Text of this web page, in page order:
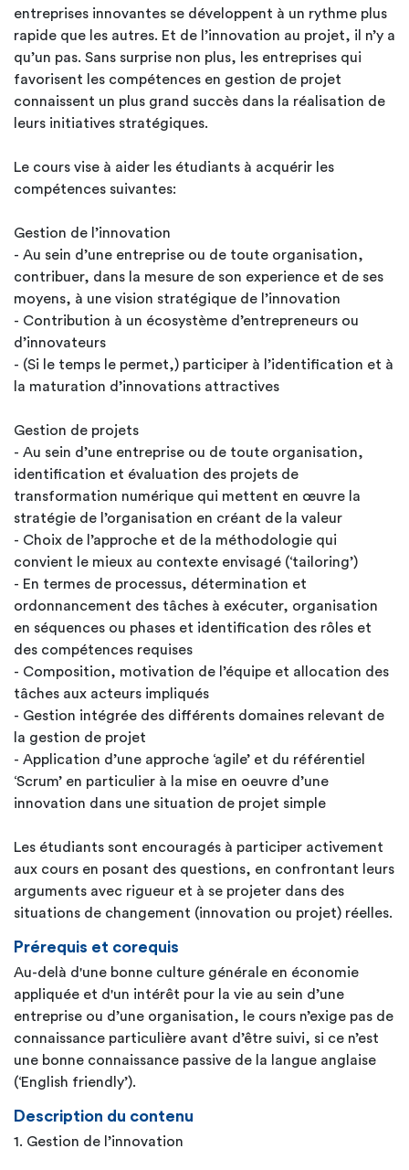
entreprises innovantes se développent à un rythme plus
rapide que les autres. Et de l’innovation au projet, il n’y a
qu’un pas. Sans surprise non plus, les entreprises qui
favorisent les compétences en gestion de projet
connaissent un plus grand succès dans la réalisation de
leurs initiatives stratégiques.
Le cours vise à aider les étudiants à acquérir les
compétences suivantes:
Gestion de l’innovation
- Au sein d’une entreprise ou de toute organisation,
contribuer, dans la mesure de son experience et de ses
moyens, à une vision stratégique de l’innovation
- Contribution à un écosystème d’entrepreneurs ou
d’innovateurs
- (Si le temps le permet,) participer à l’identification et à
la maturation d’innovations attractives
Gestion de projets
- Au sein d’une entreprise ou de toute organisation,
identification et évaluation des projets de
transformation numérique qui mettent en œuvre la
stratégie de l’organisation en créant de la valeur
- Choix de l’approche et de la méthodologie qui
convient le mieux au contexte envisagé (‘tailoring’)
- En termes de processus, détermination et
ordonnancement des tâches à exécuter, organisation
en séquences ou phases et identification des rôles et
des compétences requises
- Composition, motivation de l’équipe et allocation des
tâches aux acteurs impliqués
- Gestion intégrée des différents domaines relevant de
la gestion de projet
- Application d’une approche ‘agile’ et du référentiel
‘Scrum’ en particulier à la mise en oeuvre d’une
innovation dans une situation de projet simple
Les étudiants sont encouragés à participer activement
aux cours en posant des questions, en confrontant leurs
arguments avec rigueur et à se projeter dans des
situations de changement (innovation ou projet) réelles.
Prérequis et corequis
Au-delà d'une bonne culture générale en économie
appliquée et d'un intérêt pour la vie au sein d’une
entreprise ou d’une organisation, le cours n’exige pas de
connaissance particulière avant d’être suivi, si ce n’est
une bonne connaissance passive de la langue anglaise
(‘English friendly’).
Description du contenu
1. Gestion de l’innovation